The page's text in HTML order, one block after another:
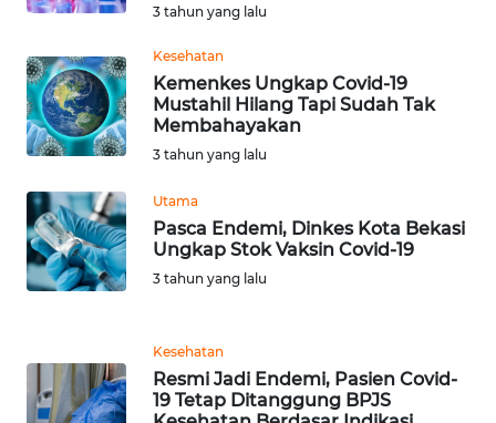
3 tahun yang lalu
Kesehatan
Kemenkes Ungkap Covid-19
Mustahil Hilang Tapi Sudah Tak
Membahayakan
3 tahun yang lalu
Utama
Pasca Endemi, Dinkes Kota Bekasi
Ungkap Stok Vaksin Covid-19
3 tahun yang lalu
Kesehatan
Resmi Jadi Endemi, Pasien Covid-
19 Tetap Ditanggung BPJS
JATENG
WN
NUSANTARA
WN
WN
JATIM
WN